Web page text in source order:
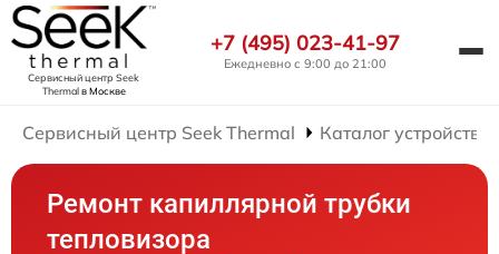
Сервисный центр Seek
Thermalв Москве
+7 (495) 023-41-97
Ежедневно с 9:00 до 21:00
Сервисный центр Seek Thermal Каталог устройств
Ремонт капиллярной трубки
тепловизора